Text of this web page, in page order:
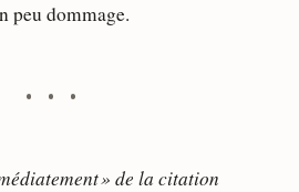
peu dommage.
» de la citation